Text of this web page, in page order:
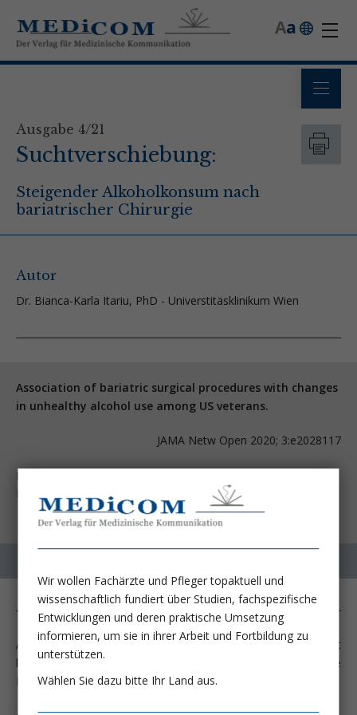
a
A
Ausgabe 4/21
Suchtverschiebung:
Steigender Alkoholkonsum nach
bariatrischer Chirurgie
Autor
Dr. Bianca-Karla Itariu, PhD - Universtitäsklinikum Wien
Association of bariatric surgical procedures with changes
in unhealthy alcohol use among US veterans.
JAMA Netw Open 2020; 3:e2028117
Maciejewski ML, Smith VA, Berkowitz TSZ, Arterburn DE,
Mitchell JE, Olsen MK, Liu CF, Livingston EH, et al.
Auf einer Suchtpotential-Skala von Heroin bis Pfirsichkompott
liegt Alkohol eher im unteren Bereich, jedoch können die
Folgen eines übermäßigen Alkoholkonsums verheerend sein.
Wir wollen Fachärzte und Pfleger topaktuell und
wissenschaftlich fundiert über Studien, fachspezifische
Entwicklungen und deren praktische Umsetzung
informieren, um sie in ihrer Arbeit und Fortbildung zu
unterstützen.
Wählen Sie dazu bitte Ihr Land aus.